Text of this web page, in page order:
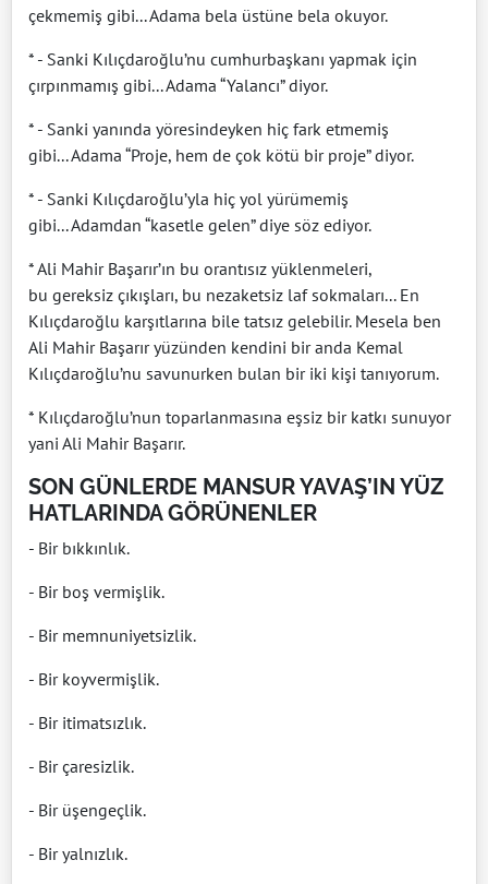
çekmemiş gibi... Adama bela üstüne bela okuyor.
* - Sanki Kılıçdaroğlu’nu cumhurbaşkanı yapmak için
çırpınmamış gibi... Adama “Yalancı” diyor.
* - Sanki yanında yöresindeyken hiç fark etmemiş
gibi... Adama “Proje, hem de çok kötü bir proje” diyor.
* - Sanki Kılıçdaroğlu’yla hiç yol yürümemiş
gibi... Adamdan “kasetle gelen” diye söz ediyor.
* Ali Mahir Başarır’ın bu orantısız yüklenmeleri,
bu gereksiz çıkışları, bu nezaketsiz laf sokmaları... En
Kılıçdaroğlu karşıtlarına bile tatsız gelebilir. Mesela ben
Ali Mahir Başarır yüzünden kendini bir anda Kemal
Kılıçdaroğlu’nu savunurken bulan bir iki kişi tanıyorum.
* Kılıçdaroğlu’nun toparlanmasına eşsiz bir katkı sunuyor
yani Ali Mahir Başarır.
SON GÜNLERDE MANSUR YAVAŞ’IN YÜZ
HATLARINDA GÖRÜNENLER
- Bir bıkkınlık.
- Bir boş vermişlik.
- Bir memnuniyetsizlik.
- Bir koyvermişlik.
- Bir itimatsızlık.
- Bir çaresizlik.
- Bir üşengeçlik.
- Bir yalnızlık.